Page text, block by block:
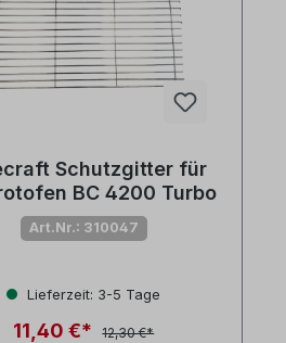
Schutzgitter für
BC 4200 Turbo
Art.Nr.: 310047
Lieferzeit: 3-5 Tage
11,40 €* 12,30 €*